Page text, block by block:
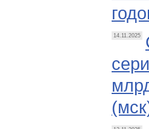
14.11.2025